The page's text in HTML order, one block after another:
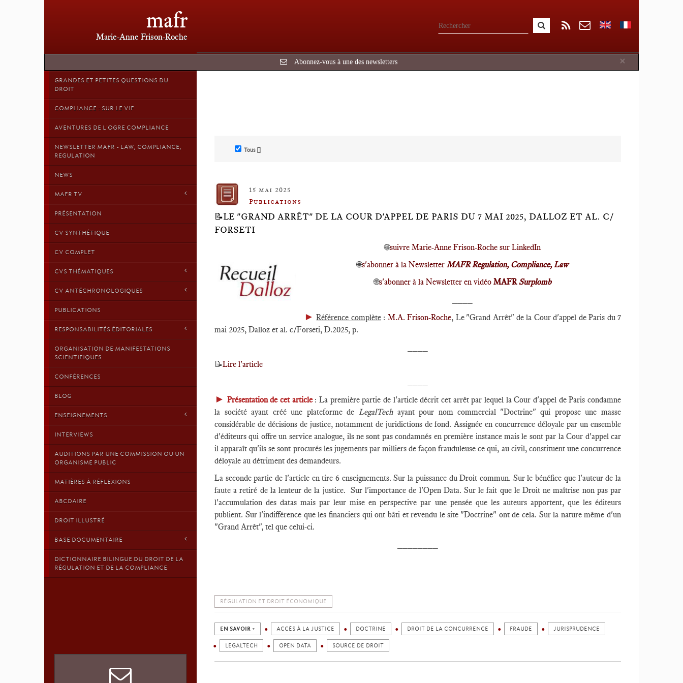
mafr
Marie-Anne Frison-Roche
×
Abonnez-vous à une des newsletters
GRANDES ET PETITES QUESTIONS DU
DROIT
COMPLIANCE : SUR LE VIF
AVENTURES DE L'OGRE COMPLIANCE
NEWSLETTER MAFR - LAW, COMPLIANCE,
REGULATION
NEWS
MAFR TV
PRÉSENTATION
CV SYNTHÉTIQUE
CV COMPLET
CVS THÉMATIQUES
CV ANTÉCHRONOLOGIQUES
PUBLICATIONS
RESPONSABILITÉS ÉDITORIALES
ORGANISATION DE MANIFESTATIONS
SCIENTIFIQUES
CONFÉRENCES
BLOG
ENSEIGNEMENTS
INTERVIEWS
AUDITIONS PAR UNE COMMISSION OU UN
ORGANISME PUBLIC
MATIÈRES À RÉFLEXIONS
ABCDAIRE
DROIT ILLUSTRÉ
BASE DOCUMENTAIRE
DICTIONNAIRE BILINGUE DU DROIT DE LA
RÉGULATION ET DE LA COMPLIANCE
Tous []
15 mai 2025
Publications
📝LE "GRAND ARRÊT" DE LA COUR D'APPEL DE PARIS DU 7 MAI 2025, DALLOZ ET AL. C/
FORSETI
🌐suivre Marie-Anne Frison-Roche sur LinkedIn
🌐s'abonner à la Newsletter MAFR Regulation, Compliance, Law
🌐s'abonner à la Newsletter en vidéoMAFRSurplomb
► Référence complète: M.A. Frison-Roche, Le "Grand Arrêt" de la Cour d'appel de Paris du 7
mai 2025, Dalloz et al. c/Forseti, D.2025, p.
📝Lire l'article
► Présentation de cet article: La première partie de l'article décrit cet arrêt par lequel la Cour d'appel de Paris condamne
la société ayant créé une plateforme de LegalTechayant pour nom commercial "Doctrine" qui propose une masse
considérable de décisions de justice, notamment de juridictions de fond. Assignée en concurrence déloyale par un ensemble
d'éditeurs qui offre un service analogue, ils ne sont pas condamnés en première instance mais le sont par la Cour d'appel car
il apparaît qu'ils se sont procurés les jugements par milliers de façon frauduleuse ce qui, au civil, constituent une concurrence
déloyale au détriment des demandeurs.
La seconde partie de l'article en tire 6 enseignements. Sur la puissance du Droit commun. Sur le bénéfice que l'auteur de la
faute a retiré de la lenteur de la justice. Sur l'importance de l'Open Data. Sur le fait que le Droit ne maîtrise non pas par
l'accumulation des datas mais par leur mise en perspective par une pensée que les auteurs apportent, que les éditeurs
publient. Sur l'indifférence que les financiers qui ont bâti et revendu le site "Doctrine" ont de cela. Sur la nature même d'un
"Grand Arrêt", tel que celui-ci.
RÉGULATION ET DROIT ÉCONOMIQUE
EN SAVOIR + ACCÈS À LA JUSTICE DOCTRINE DROIT DE LA CONCURRENCE FRAUDE JURISPRUDENCE
LEGALTECH OPEN DATA SOURCE DE DROIT